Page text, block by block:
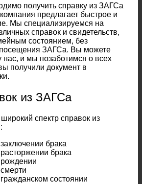
получить справку из ЗАГСа
предлагает быстрое и
Мы специализируемся на
справок и свидетельств,
состоянием, без
ЗАГСа. Вы можете
нас, и мы позаботимся о всех
получили документ в
из ЗАГСа
спектр справок из
брака
брака
состоянии